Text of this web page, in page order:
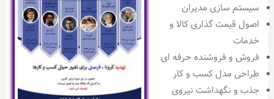
سیستم سازی مدیران
اصول قیمت گذاری کالا و
خدمات
فروش و فروشنده حرفه ای
طراحی مدل کسب و کار
جذب و نگهداشت نیروی